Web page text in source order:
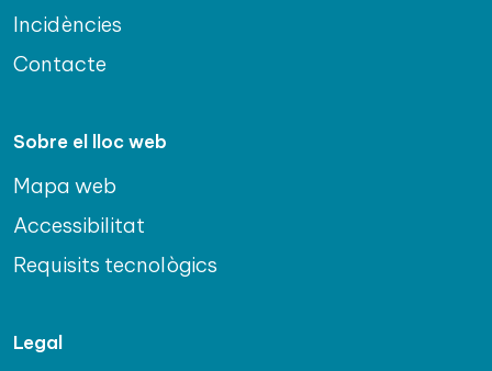
Incidències
Contacte
Sobre el lloc web
Mapa web
Accessibilitat
Requisits tecnològics
Legal